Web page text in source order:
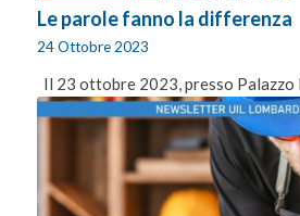
Le parole fanno la differenza
24 Ottobre 2023
Il 23 ottobre 2023, presso Palazzo